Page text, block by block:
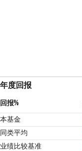
年度回报
回报%
本基金
同类平均
业绩比较基准